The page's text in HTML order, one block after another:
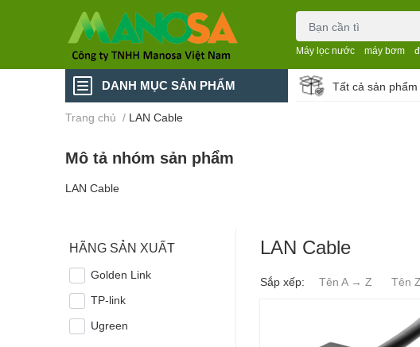
Máy lọc nước máy bơm
DANH MỤC SẢN PHẨM Tất cả sản phẩm
Trang chủ / LAN Cable
Mô tả nhóm sản phẩm
LAN Cable
HÃNG SẢN XUẤT
Golden Link
TP-link
Ugreen
LAN Cable
Sắp xếp: Tên A → Z Tên